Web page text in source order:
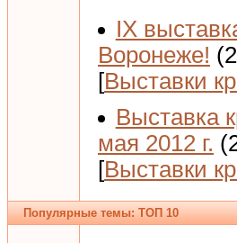
IX
Воронеже!
[Выставки
Выставка
мая 2012 г.
[Выставки
Популярные темы: ТОП 10